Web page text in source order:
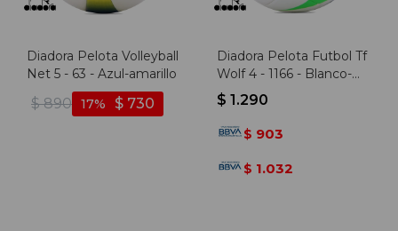
Diadora Pelota Volleyball
Net 5 - 63 - Azul-amarillo
$ 890 $ 730
17
Diadora Pelota Futbol Tf
Wolf 4 - 1166 - Blanco-
multicolor
$ 1.290
$ 903
$ 1.032